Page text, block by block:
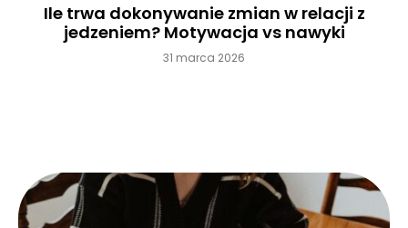
Ile trwa dokonywanie zmian w relacji z
jedzeniem? Motywacja vs nawyki
31 marca 2026